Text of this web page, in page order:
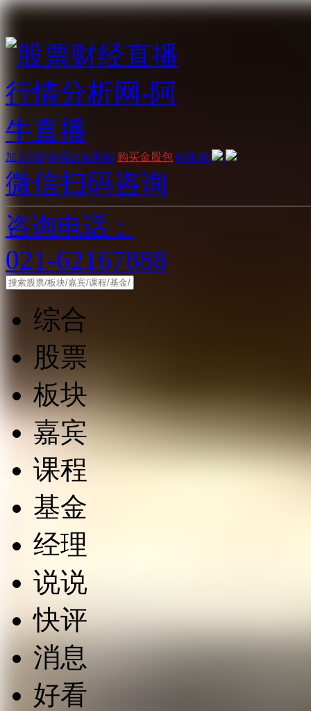
加入VIP 购买财富密钥 购买金股包 问客服
微信扫码咨询
咨询电话：
021-62167888
综合
股票
板块
嘉宾
课程
基金
经理
说说
快评
消息
好看